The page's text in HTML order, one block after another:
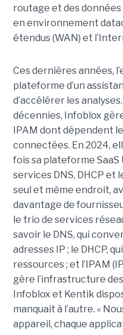
routage et des
en environnement
étendus (WAN) et
Ces dernières années,
plateforme d’un
d’accélérer les
décennies, Infoblox
IPAM dont dépendent
connectées. En 2024,
fois sa plateforme
services DNS, DHCP et
seul et même endroit,
davantage de
le trio de services
savoir le DNS, qui
adresses IP ; le DHCP,
ressources ; et l’IPAM
gère l’infrastructure
Infoblox et Kentik
manquait à l’autre. «
appareil, chaque